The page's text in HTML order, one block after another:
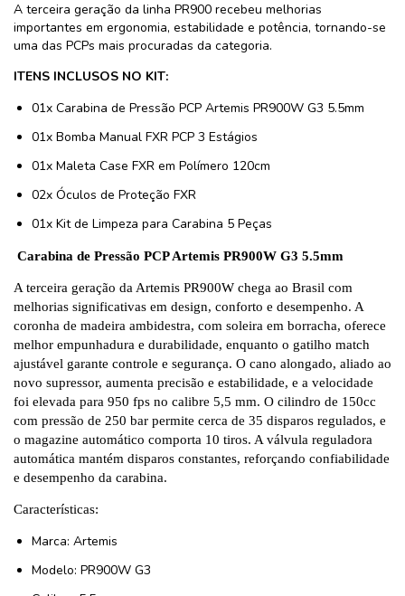
A terceira geração da linha PR900 recebeu melhorias
importantes em ergonomia, estabilidade e potência, tornando-se
uma das PCPs mais procuradas da categoria.
ITENS INCLUSOS NO KIT:
01x Carabina de Pressão PCP Artemis PR900W G3 5.5mm
01x Bomba Manual FXR PCP 3 Estágios
01x Maleta Case FXR em Polímero 120cm
02x Óculos de Proteção FXR
01x Kit de Limpeza para Carabina 5 Peças
Carabina de Pressão PCP Artemis PR900W G3 5.5mm
A terceira geração da Artemis PR900W chega ao Brasil com
melhorias significativas em design, conforto e desempenho. A
coronha de madeira ambidestra, com soleira em borracha, oferece
melhor empunhadura e durabilidade, enquanto o gatilho match
ajustável garante controle e segurança. O cano alongado, aliado ao
novo supressor, aumenta precisão e estabilidade, e a velocidade
foi elevada para 950 fps no calibre 5,5 mm. O cilindro de 150cc
com pressão de 250 bar permite cerca de 35 disparos regulados, e
o magazine automático comporta 10 tiros. A válvula reguladora
automática mantém disparos constantes, reforçando confiabilidade
e desempenho da carabina.
Características:
Marca: Artemis
Modelo: PR900W G3